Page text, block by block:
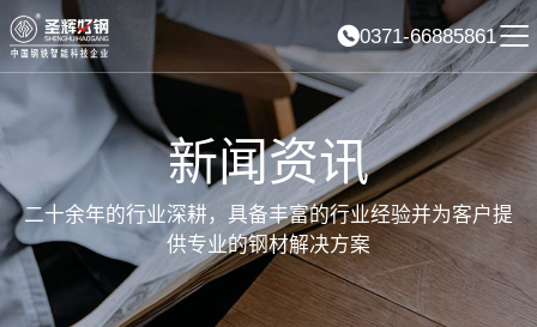
0371-66885861
新闻资讯
二十余年的行业深耕，具备丰富的行业经验并为客户提
供专业的钢材解决方案